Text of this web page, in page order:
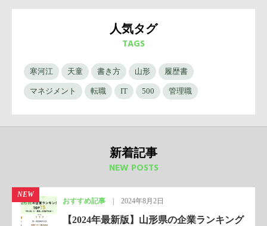
人気タグ
TAGS
寒河江 天童 書き方 山形 履歴書
マネジメント 転職 IT 500 管理職
新着記事
NEW POSTS
NEW
おすすめ記事 2024年8月2日
【2024年最新版】山形県の企業ランキング